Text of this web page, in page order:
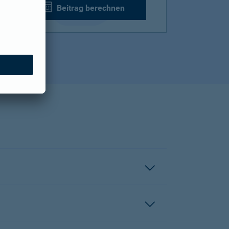
Beitrag berechnen